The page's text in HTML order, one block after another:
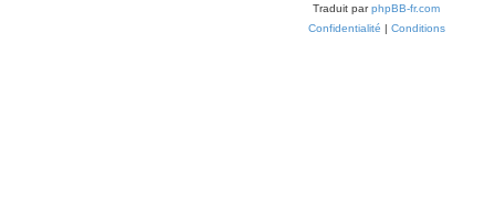
Traduit parphpBB-fr.com
Confidentialité | Conditions